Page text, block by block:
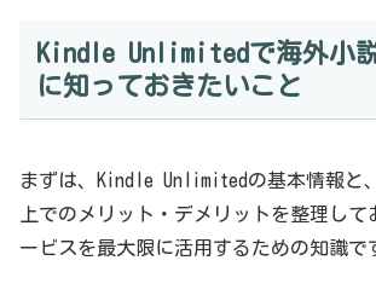
Kindle Unlimitedで海外小
に知っておきたいこと
まずは、Kindle Unlimitedの基本情報と
上でのメリット・デメリットを整理し
ービスを最大限に活用するための知識で